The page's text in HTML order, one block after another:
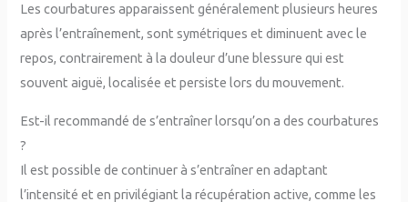
Les courbatures apparaissent généralement plusieurs heures
après l’entraînement, sont symétriques et diminuent avec le
repos, contrairement à la douleur d’une blessure qui est
souvent aiguë, localisée et persiste lors du mouvement.
Est-il recommandé de s’entraîner lorsqu’on a des courbatures
?
Il est possible de continuer à s’entraîner en adaptant
l’intensité et en privilégiant la récupération active, comme les